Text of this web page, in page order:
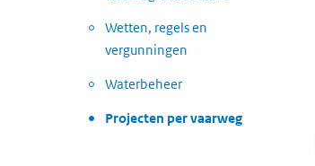
Wetten, regels en
vergunningen
Waterbeheer
Projecten per vaarweg